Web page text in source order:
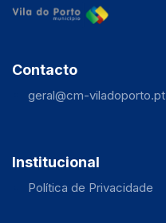
Contacto
geral@cm-viladoporto.pt
Institucional
Política de Privacidade